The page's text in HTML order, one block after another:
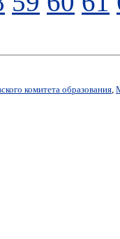
комитета образования,